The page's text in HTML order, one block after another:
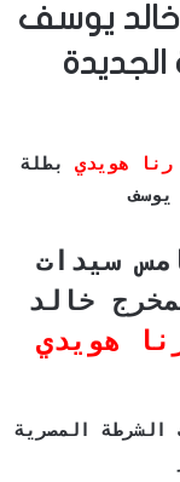
يوسف
رنا هويدي بطلة
يوسف
سيدات
خالد
هويدي
المصرية